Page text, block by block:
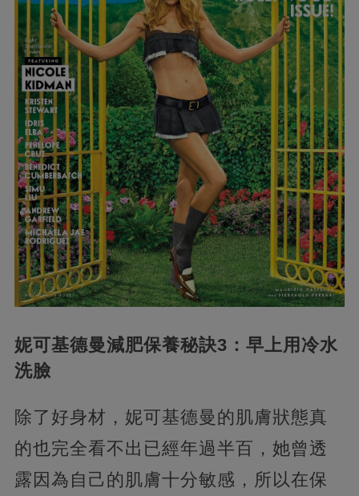
妮可基德曼減肥保養秘訣3：早上用冷水
洗臉
除了好身材，妮可基德曼的肌膚狀態真
的也完全看不出已經年過半百，她曾透
露因為自己的肌膚十分敏感，所以在保